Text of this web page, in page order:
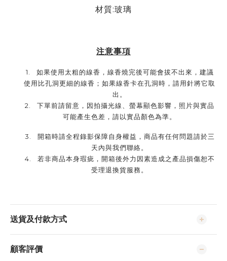
材質:玻璃
注意事項
1.
如果使用太粗的線香，線香燒完後可能會拔不出來，建議
使用比孔洞更細的線香；如果線香卡在孔洞時，請用針將它取
出。
2.
下單前請留意，因拍攝光線、螢幕顯色影響，照片與實品
可能產生色差，請以實品顏色為準。
3.
開箱時請全程錄影保障自身權益，商品有任何問題請於三
天內與我們聯絡。
4.
若非商品本身瑕疵，開箱後外力因素造成之產品損傷恕不
受理退換貨服務。
送貨及付款方式
顧客評價